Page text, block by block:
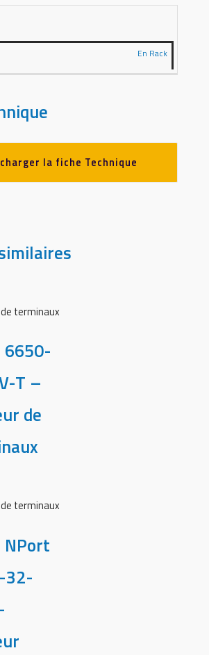
En Rack
la fiche Technique
terminaux
6650-
T –
de
terminaux
NPort
32-